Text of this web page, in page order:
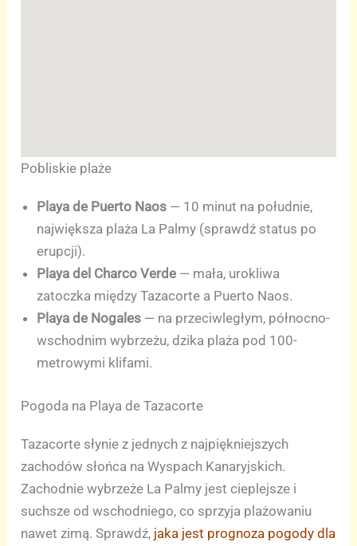
Pobliskie plaże
Playa de Puerto Naos — 10 minut na południe,
największa plaża La Palmy (sprawdź status po
erupcji).
Playa del Charco Verde — mała, urokliwa
zatoczka między Tazacorte a Puerto Naos.
Playa de Nogales — na przeciwległym, północno-
wschodnim wybrzeżu, dzika plaża pod 100-
metrowymi klifami.
Pogoda na Playa de Tazacorte
Tazacorte słynie z jednych z najpiękniejszych
zachodów słońca na Wyspach Kanaryjskich.
Zachodnie wybrzeże La Palmy jest cieplejsze i
suchsze od wschodniego, co sprzyja plażowaniu
nawet zimą. Sprawdź, jaka jest prognoza pogody dla